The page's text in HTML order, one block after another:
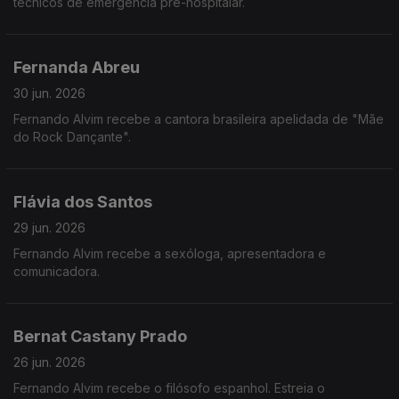
Fernanda Abreu
30 jun. 2026
Fernando Alvim recebe a cantora brasileira apelidada de "Mãe
do Rock Dançante".
Flávia dos Santos
29 jun. 2026
Fernando Alvim recebe a sexóloga, apresentadora e
comunicadora.
Bernat Castany Prado
26 jun. 2026
Fernando Alvim recebe o filósofo espanhol. Estreia o